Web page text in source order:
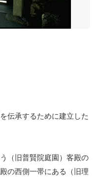
伝承するために建立した
（旧普賢院庭園）客殿の
の西側一帯にある（旧理